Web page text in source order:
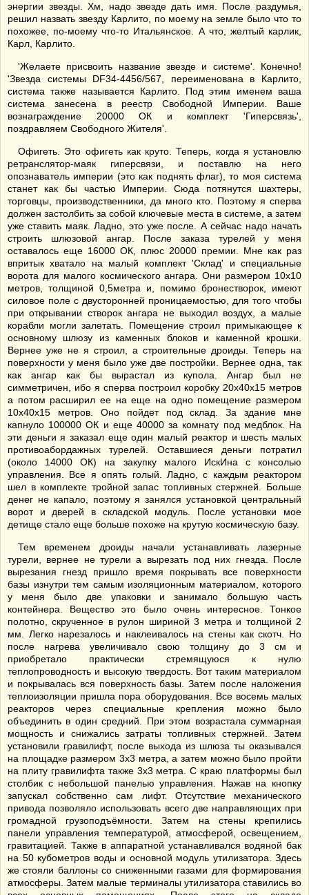
энергии звезды. Хм, надо звезде дать имя. После раздумья,
решил назвать звезду Карлито, по моему на земле было что то
похожее, по-моему что-то Итальянское. А что, желтый карлик,
Карл, Карлито.
'Желаете присвоить название звезде и системе'. Конечно!
'Звезда системы DF34-4456/567, переименована в Карлито,
система также называется Карлито. Под этим именем ваша
система занесена в реестр Свободной Империи. Ваше
вознаграждение 20000 ОК и комплект 'Гиперсвязь',
поздравляем Свободного Жителя'.
Офигеть. Это офигеть как круто. Теперь, когда я установлю
ретранслятор-маяк гиперсвязи, и поставлю на него
опознаватель империи (это как поднять флаг), то моя система
станет как бы частью Империи. Сюда потянутся шахтеры,
торговцы, производственники, да много кто. Поэтому я сперва
должен застолбить за собой ключевые места в системе, а затем
уже ставить маяк. Ладно, это уже после. А сейчас надо начать
строить шлюзовой ангар. После заказа турелей у меня
оставалось еще 16000 ОК, плюс 20000 премии. Мне как раз
впритык хватало на малый комплект 'Склад' и специальные
ворота для малого космического ангара. Они размером 10х10
метров, толщиной 0,5метра и, помимо бронестворок, имеют
силовое поле с двусторонней проницаемостью, для того чтобы
при открывании створок ангара не выходил воздух, а малые
корабли могли залетать. Помещение строил примыкающее к
основному шлюзу из каменных блоков и каменной крошки.
Вернее уже не я строил, а строительные дроиды. Теперь на
поверхности у меня было уже две постройки. Вернее одна, так
как ангар как бы вырастал из купола. Ангар был не
симметричен, ибо я сперва построил коробку 20х40х15 метров
а потом расширил ее на еще на одно помещение размером
10х40х15 метров. Оно пойдет под склад. За здание мне
капнуло 100000 ОК и еще 40000 за комнату под медблок. На
эти деньги я заказал еще один малый реактор и шесть малых
противоабордажных турелей. Оставшиеся деньги потратил
(около 14000 ОК) на закупку малого ИскИна с консолью
управления. Все я опять голый. Ладно, с каждым реактором
шел в комплекте тройной запас топливных стержней. Больше
денег не капало, поэтому я занялся установкой центральный
ворот и дверей в складской модуль. После установки мое
детище стало еще больше похоже на крутую космическую базу.
Тем временем дроиды начали устанавливать лазерные
турели, вернее не турели а вырезать под них гнезда. После
вырезания гнезд пришло время покрывать все поверхности
базы изнутри тем самым изоляционным материалом, которого
у меня было две упаковки и занимало большую часть
контейнера. Вещество это было очень интересное. Тонкое
полотно, скрученное в рулон шириной 3 метра и толщиной 2
мм. Легко нарезалось и наклеивалось на стены как скотч. Но
после нагрева увеличивало свою толщину до 3 см и
приобретало практически стремящуюся к нулю
теплопроводность и высокую твердость. Вот таким материалом
и покрывалась вся поверхность базы. Затем после наложения
теплоизоляции пришла пора оборудования. Все восемь малых
реакторов через специальные крепления можно было
объединить в один средний. При этом возрастала суммарная
мощность и снижались затраты топливных стержней. Затем
установили гравилифт, после выхода из шлюза ты оказывался
на площадке размером 3х3 метра, а затем можно было пройти
на плиту гравилифта также 3х3 метра. С краю платформы был
столбик с небольшой панелью управления. Нажав на кнопку
запускал собственно сам лифт. Отсутствие механического
привода позволяло использовать всего две направляющих при
громадной грузоподъёмности. Затем на стены крепились
панели управления температурой, атмосферой, освещением,
гравитацией. Также в аппаратной устанавливался водяной бак
на 50 кубометров воды и основной модуль утилизатора. Здесь
же стояли баллоны со сниженными газами для формирования
атмосферы. Затем малые терминалы утилизатора ставились во